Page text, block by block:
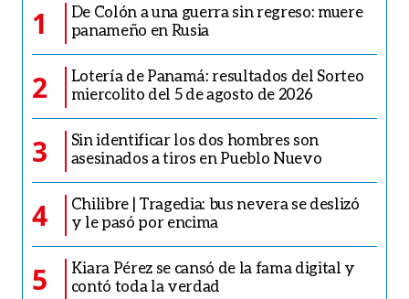
1
De Colón a una guerra sin regreso: muere
panameño en Rusia
2
Lotería de Panamá: resultados del Sorteo
miercolito del 5 de agosto de 2026
3
Sin identificar los dos hombres son
asesinados a tiros en Pueblo Nuevo
4
Chilibre | Tragedia: bus nevera se deslizó
y le pasó por encima
5
Kiara Pérez se cansó de la fama digital y
contó toda la verdad